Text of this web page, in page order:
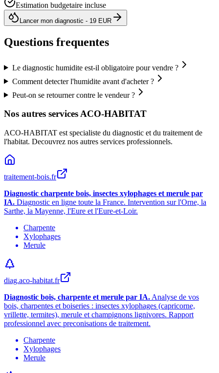
Estimation budgetaire incluse
Lancer mon diagnostic - 19 EUR
Questions frequentes
Le diagnostic humidite est-il obligatoire pour vendre ?
Comment detecter l'humidite avant d'acheter ?
Peut-on se retourner contre le vendeur ?
Nos autres services ACO-HABITAT
ACO-HABITAT est specialiste du diagnostic et du traitement de
l'habitat. Decouvrez nos autres services professionnels.
traitement-bois.fr
Diagnostic charpente bois, insectes xylophages et merule par
IA. Diagnostic en ligne toute la France. Intervention sur l'Orne, la
Sarthe, la Mayenne, l'Eure et l'Eure-et-Loir.
Charpente
Xylophages
Merule
diag.aco-habitat.fr
Diagnostic bois, charpente et merule par IA. Analyse de vos
bois, charpentes et boiseries : insectes xylophages (capricorne,
vrillette, termites), merule et champignons lignivores. Rapport
professionnel avec preconisations de traitement.
Charpente
Xylophages
Merule